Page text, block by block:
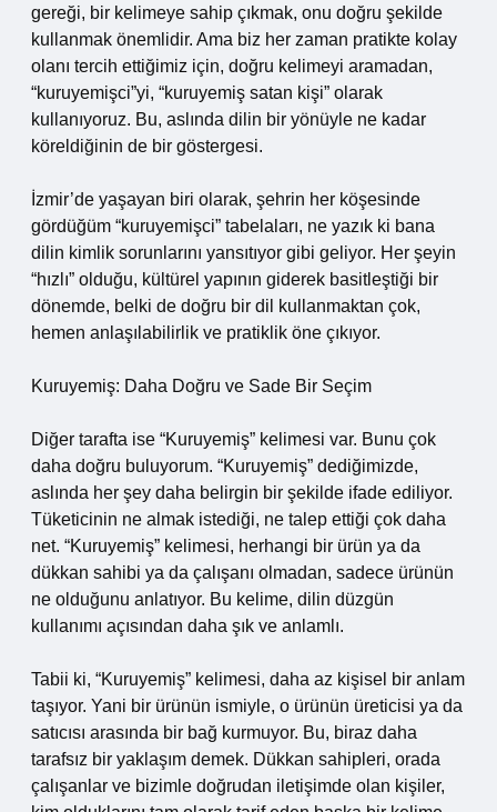
gereği, bir kelimeye sahip çıkmak, onu doğru şekilde
kullanmak önemlidir. Ama biz her zaman pratikte kolay
olanı tercih ettiğimiz için, doğru kelimeyi aramadan,
“kuruyemişci”yi, “kuruyemiş satan kişi” olarak
kullanıyoruz. Bu, aslında dilin bir yönüyle ne kadar
köreldiğinin de bir göstergesi.
İzmir’de yaşayan biri olarak, şehrin her köşesinde
gördüğüm “kuruyemişci” tabelaları, ne yazık ki bana
dilin kimlik sorunlarını yansıtıyor gibi geliyor. Her şeyin
“hızlı” olduğu, kültürel yapının giderek basitleştiği bir
dönemde, belki de doğru bir dil kullanmaktan çok,
hemen anlaşılabilirlik ve pratiklik öne çıkıyor.
Kuruyemiş: Daha Doğru ve Sade Bir Seçim
Diğer tarafta ise “Kuruyemiş” kelimesi var. Bunu çok
daha doğru buluyorum. “Kuruyemiş” dediğimizde,
aslında her şey daha belirgin bir şekilde ifade ediliyor.
Tüketicinin ne almak istediği, ne talep ettiği çok daha
net. “Kuruyemiş” kelimesi, herhangi bir ürün ya da
dükkan sahibi ya da çalışanı olmadan, sadece ürünün
ne olduğunu anlatıyor. Bu kelime, dilin düzgün
kullanımı açısından daha şık ve anlamlı.
Tabii ki, “Kuruyemiş” kelimesi, daha az kişisel bir anlam
taşıyor. Yani bir ürünün ismiyle, o ürünün üreticisi ya da
satıcısı arasında bir bağ kurmuyor. Bu, biraz daha
tarafsız bir yaklaşım demek. Dükkan sahipleri, orada
çalışanlar ve bizimle doğrudan iletişimde olan kişiler,